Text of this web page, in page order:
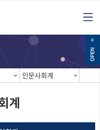
인문사회계
계